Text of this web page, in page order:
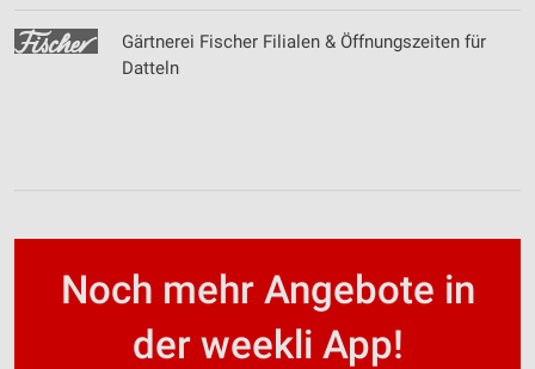
Gärtnerei Fischer Filialen & Öffnungszeiten für
Datteln
Noch mehr Angebote in
der weekli App!
Nicht-IAB-Verarbeitungszwecke: